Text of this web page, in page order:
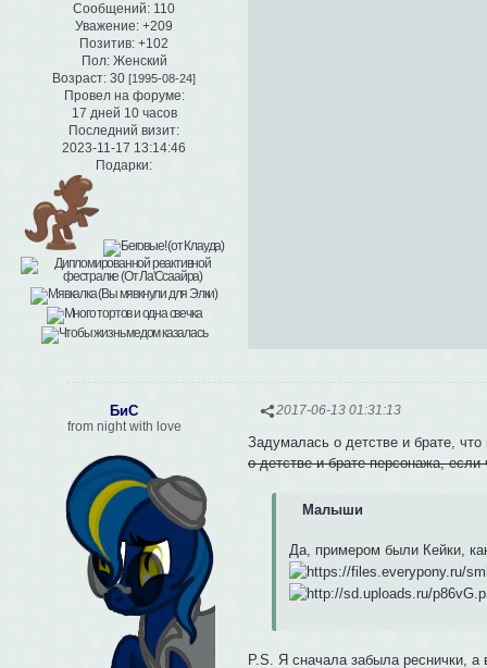
Сообщений: 110
Уважение: +209
Позитив: +102
Пол:Женский
Возраст: 30 [1995-08-24]
Провел на форуме:
17 дней 10 часов
Последний визит:
2023-11-17 13:14:46
Подарки:
2017-06-13 01:31:13
БиС
from night with love
Задумалась о детстве и брате,
о детстве и брате персонажа, если
Малыши
Да, примером были Кейки,
P.S. Я сначала забыла реснички,